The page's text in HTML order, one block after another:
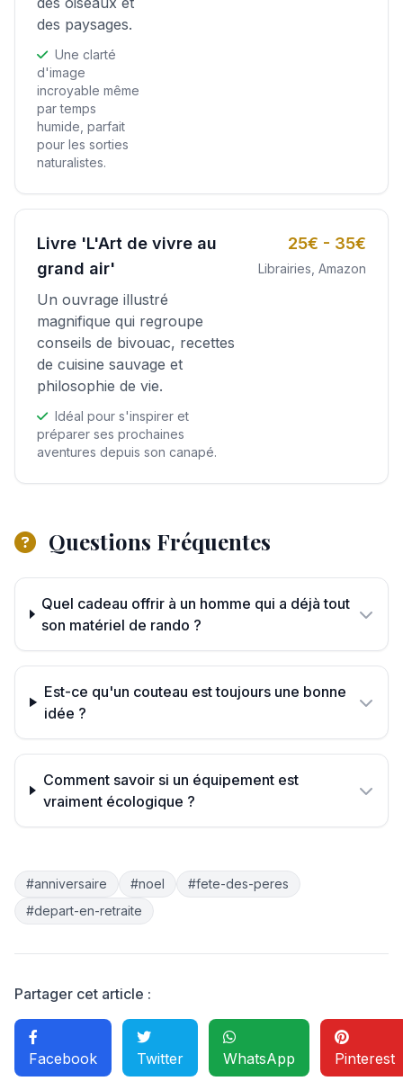
des paysages.
Une clarté
d'image
incroyable même
par temps
humide, parfait
pour les sorties
naturalistes.
Livre 'L'Art de vivre au
grand air'
Un ouvrage illustré
magnifique qui regroupe
conseils de bivouac, recettes
de cuisine sauvage et
philosophie de vie.
Idéal pour s'inspirer et
préparer ses prochaines
aventures depuis son canapé.
25€ - 35€
Librairies, Amazon
Questions Fréquentes
Quel cadeau offrir à un homme qui a déjà tout
son matériel de rando ?
Est-ce qu'un couteau est toujours une bonne
idée ?
Comment savoir si un équipement est
vraiment écologique ?
#anniversaire #noel
#fete-des-peres
#depart-en-retraite
Partager cet article :
Facebook Twitter WhatsApp Pinterest